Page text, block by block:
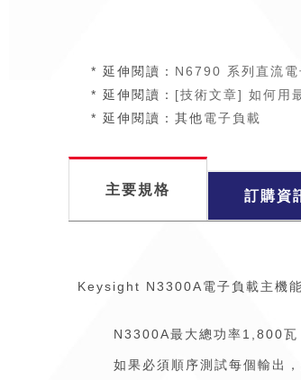
* 延伸閱讀： N6790 系列直流
* 延伸閱讀： [技術文章] 如何用
* 延伸閱讀：其他電子負載
主要規格 訂購資
Keysight N3300A電子負載主機
N3300A最大總功率1,800
如果必須順序測試每個輸出